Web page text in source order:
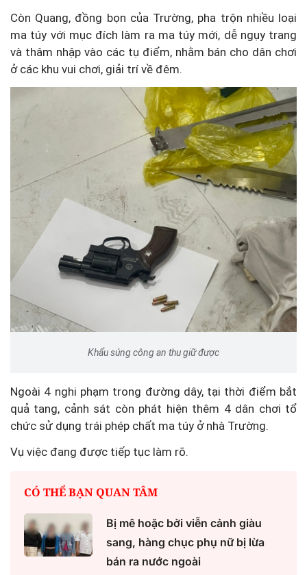
Còn Quang, đồng bọn của Trường, pha trộn nhiều loại
ma túy với mục đích làm ra ma túy mới, dễ ngụy trang
và thâm nhập vào các tụ điểm, nhằm bán cho dân chơi
ở các khu vui chơi, giải trí về đêm.
Khẩu súng công an thu giữ được
Ngoài 4 nghi phạm trong đường dây, tại thời điểm bắt
quả tang, cảnh sát còn phát hiện thêm 4 dân chơi tổ
chức sử dụng trái phép chất ma túy ở nhà Trường.
Vụ việc đang được tiếp tục làm rõ.
CÓ THỂ BẠN QUAN TÂM
Bị mê hoặc bởi viễn cảnh giàu
sang, hàng chục phụ nữ bị lừa
bán ra nước ngoài